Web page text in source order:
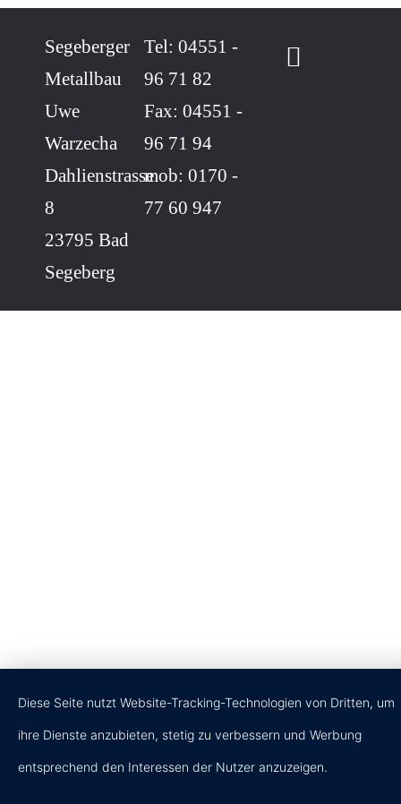
Segeberger
Metallbau
Uwe
Warzecha
Dahlienstrasse
8
23795 Bad
Segeberg
Tel: 04551 -
96 71 82
Fax: 04551 -
96 71 94
mob: 0170 -
77 60 947
Diese Seite nutzt Website-Tracking-Technologien von Dritten, um
ihre Dienste anzubieten, stetig zu verbessern und Werbung
entsprechend den Interessen der Nutzer anzuzeigen.